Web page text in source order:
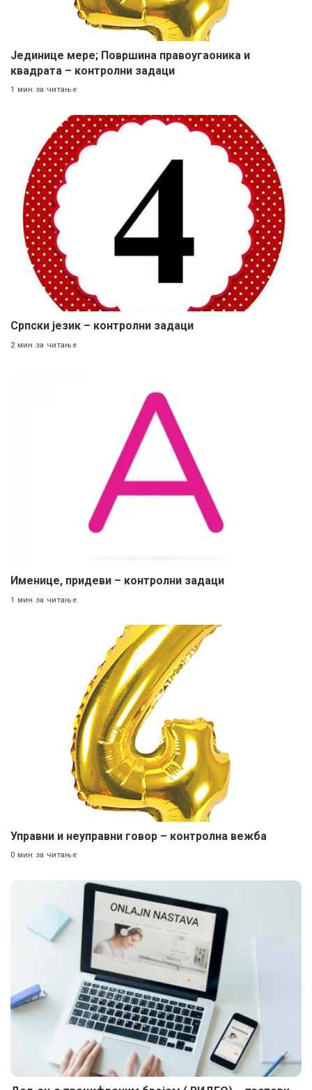
Јединице мере; Површина правоугаоника и
квадрата – контролни задаци
1 мин за читање
Српски језик – контролни задаци
2 мин за читање
Именице, придеви – контролни задаци
1 мин за читање
Управни и неуправни говор – контролна вежба
0 мин за читање